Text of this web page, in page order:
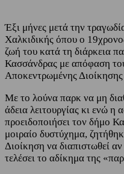
Έξι μήνες μετά την
Χαλκιδικής όπου ο
ζωή του κατά τη διάρκεια
Κασσάνδρας με απόφαση
Αποκεντρωμένης
Με το λούνα παρκ να μη
άδεια λειτουργίας κι ενώ η
προειδοποιήσει τον δήμο
μοιραίο δυστύχημα,
Διοίκηση να διαπιστωθεί
τελέσει το αδίκημα της